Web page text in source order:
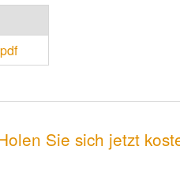
Sie sich jetzt